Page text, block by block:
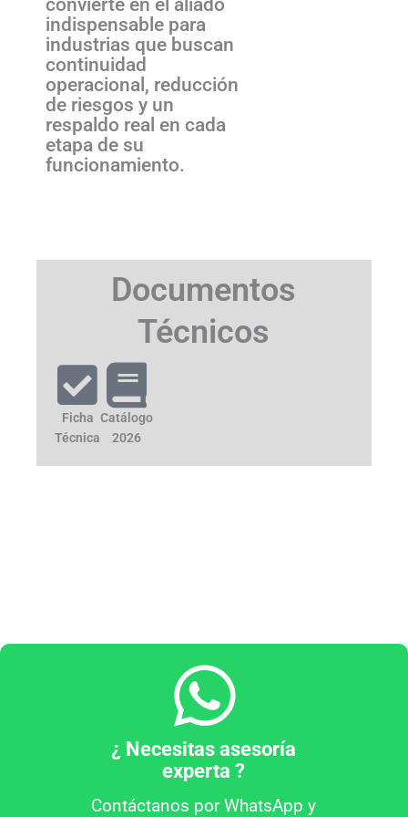
convierte en el aliado
indispensable para
industrias que buscan
continuidad
operacional, reducción
de riesgos y un
respaldo real en cada
etapa de su
funcionamiento.
Documentos
Técnicos
Ficha
Técnica
Catálogo
2026
¿ Necesitas asesoría
experta ?
Contáctanos por WhatsApp y